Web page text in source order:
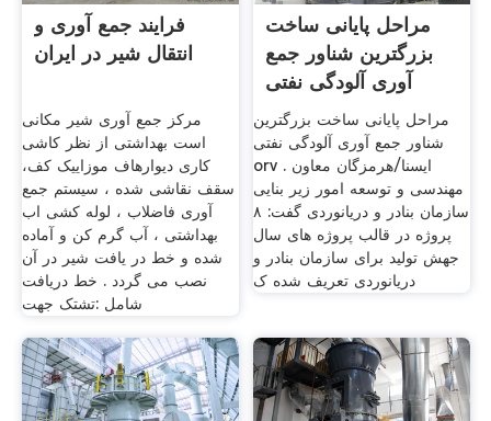
فرایند جمع آوری و
انتقال شیر در ایران
مرکز جمع آوری شیر مکانی
است بهداشتی از نظر کاشی
کاری دیوارهاف موزاییک کف،
سقف نقاشی شده ، سیستم جمع
آوری فاضلاب ، لوله کشی اب
بهداشتی ، آب گرم کن و آماده
شده و خط در یافت شیر در آن
نصب می گردد . خط دریافت
شامل :تشتک جهت
مراحل پایانی ساخت
بزرگترین شناور جمع
آوری آلودگی نفتی
ORV
مراحل پایانی ساخت بزرگترین
شناور جمع آوری آلودگی نفتی
orv . ایسنا/هرمزگان معاون
مهندسی و توسعه امور زیر بنایی
سازمان بنادر و دریانوردی گفت: ۸
پروژه در قالب پروژه های سال
جهش تولید برای سازمان بنادر و
دریانوردی تعریف شده ک